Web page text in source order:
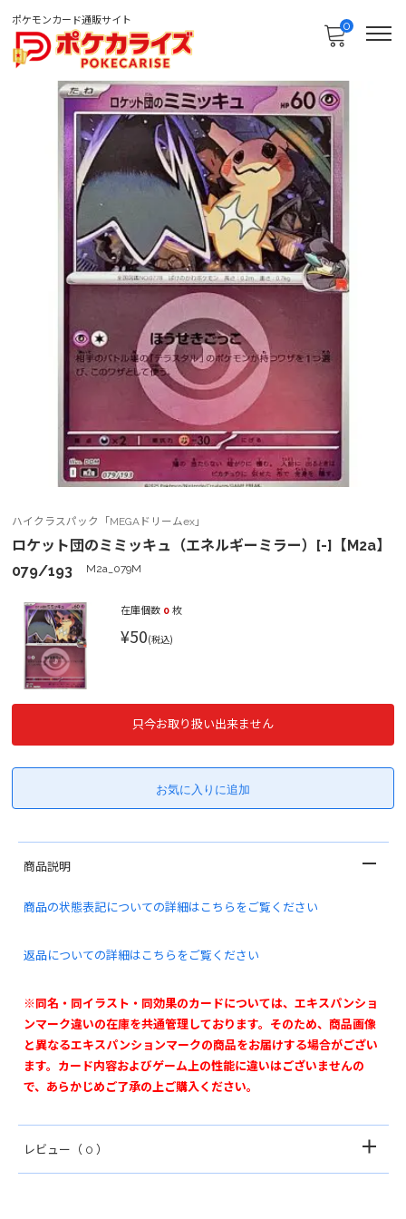
ポケモンカード通販サイト 0
ハイクラスパック「MEGAドリームex」
ロケット団のミミッキュ（エネルギーミラー）[-]【M2a】
079/193
M2a_079M
在庫個数 0 枚
¥50(税込)
只今お取り扱い出来ません
商品説明
商品の状態表記についての詳細はこちらをご覧ください
返品についての詳細はこちらをご覧ください
※同名・同イラスト・同効果のカードについては、エキスパンショ
ンマーク違いの在庫を共通管理しております。そのため、商品画像
と異なるエキスパンションマークの商品をお届けする場合がござい
ます。カード内容およびゲーム上の性能に違いはございませんの
で、あらかじめご了承の上ご購入ください。
レビュー （ 0 ）